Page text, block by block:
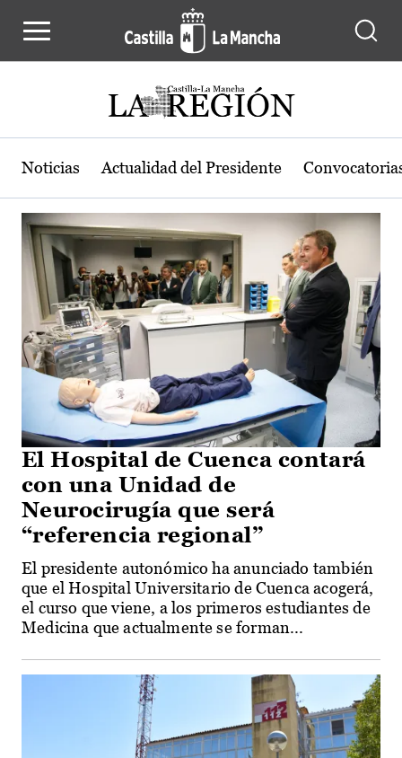
Actualidad de la región de Castilla-
Noticias Actualidad del Presidente
El Hospital de Cuenca contará
con una Unidad de
Neurocirugía que será
“referencia regional”
El presidente autonómico ha anunciado también
que el Hospital Universitario de Cuenca acogerá,
el curso que viene, a los primeros estudiantes de
Medicina que actualmente se forman...